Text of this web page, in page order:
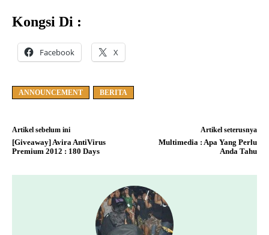
Kongsi Di :
Facebook X
ANNOUNCEMENT BERITA
Artikel sebelum ini
[Giveaway] Avira AntiVirus
Premium 2012 : 180 Days
Artikel seterusnya
Multimedia : Apa Yang Perlu
Anda Tahu